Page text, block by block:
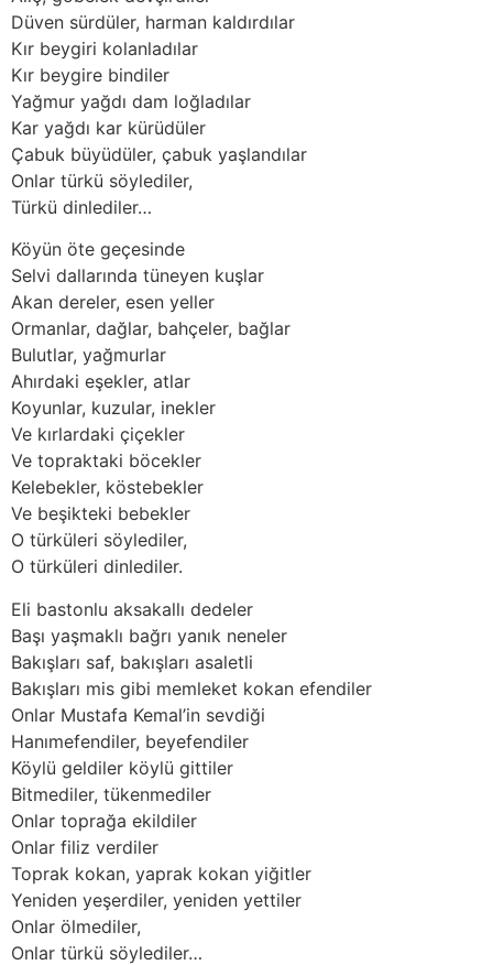
Düven sürdüler, harman kaldırdılar
Kır beygiri kolanladılar
Kır beygire bindiler
Yağmur yağdı dam loğladılar
Kar yağdı kar kürüdüler
Çabuk büyüdüler, çabuk yaşlandılar
Onlar türkü söylediler,
Türkü dinlediler…
Köyün öte geçesinde
Selvi dallarında tüneyen kuşlar
Akan dereler, esen yeller
Ormanlar, dağlar, bahçeler, bağlar
Bulutlar, yağmurlar
Ahırdaki eşekler, atlar
Koyunlar, kuzular, inekler
Ve kırlardaki çiçekler
Ve topraktaki böcekler
Kelebekler, köstebekler
Ve beşikteki bebekler
O türküleri söylediler,
O türküleri dinlediler.
Eli bastonlu aksakallı dedeler
Başı yaşmaklı bağrı yanık neneler
Bakışları saf, bakışları asaletli
Bakışları mis gibi memleket kokan efendiler
Onlar Mustafa Kemal’in sevdiği
Hanımefendiler, beyefendiler
Köylü geldiler köylü gittiler
Bitmediler, tükenmediler
Onlar toprağa ekildiler
Onlar filiz verdiler
Toprak kokan, yaprak kokan yiğitler
Yeniden yeşerdiler, yeniden yettiler
Onlar ölmediler,
Onlar türkü söylediler…